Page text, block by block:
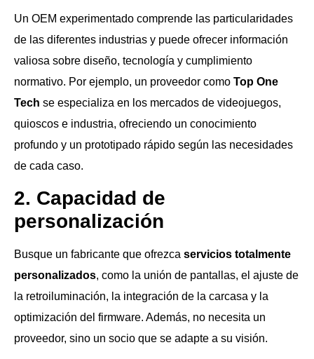
Un OEM experimentado comprende las particularidades
de las diferentes industrias y puede ofrecer información
valiosa sobre diseño, tecnología y cumplimiento
normativo. Por ejemplo, un proveedor como Top One
Tech se especializa en los mercados de videojuegos,
quioscos e industria, ofreciendo un conocimiento
profundo y un prototipado rápido según las necesidades
de cada caso.
2. Capacidad de
personalización
Busque un fabricante que ofrezca servicios totalmente
personalizados, como la unión de pantallas, el ajuste de
la retroiluminación, la integración de la carcasa y la
optimización del firmware. Además, no necesita un
proveedor, sino un socio que se adapte a su visión.